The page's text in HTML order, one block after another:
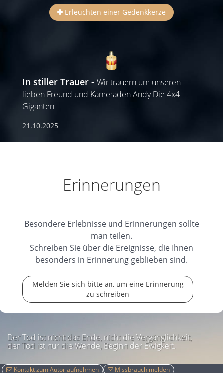
Erleuchten einer Gedenkkerze
In stiller Trauer
Wir trauern um unseren
lieben Freund und Kameraden Andy Die 4x4
Giganten
21.10.2025
Erinnerungen
Besondere Erlebnisse und Erinnerungen sollte
man teilen.
Schreiben Sie über die Ereignisse, die Ihnen
besonders in Erinnerung geblieben sind.
Melden Sie sich bitte an, um eine Erinnerung
zu schreiben
Der Tod ist nicht das Ende, nicht die Vergänglichkeit,
der Tod ist nur die Wende, Beginn der Ewigkeit.
Kontakt zum Autor aufnehmen Missbrauch melden